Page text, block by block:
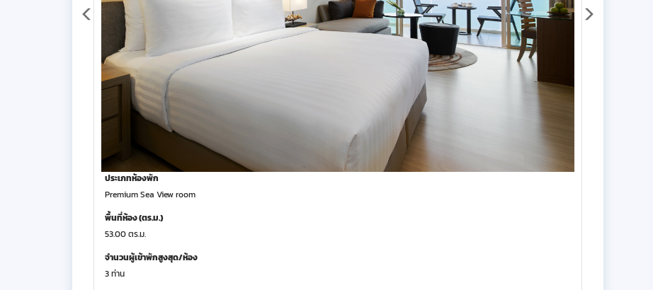
ประเภทห้องพัก
Premium Sea View room
พื้นที่ห้อง (ตร.ม.)
53.00 ตร.ม.
จำนวนผู้เข้าพักสูงสุด/ห้อง
3 ท่าน